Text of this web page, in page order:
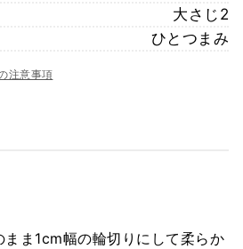
大さじ2
ひとつまみ
注意事項
まま1cm幅の輪切りにして柔らか